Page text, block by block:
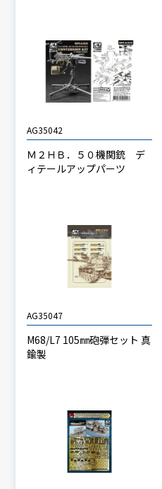
AG35042
Ｍ２ＨＢ．５０機関銃 デ
ィテールアップパーツ
AG35047
M68/L7 105㎜砲弾セット 真
鍮製